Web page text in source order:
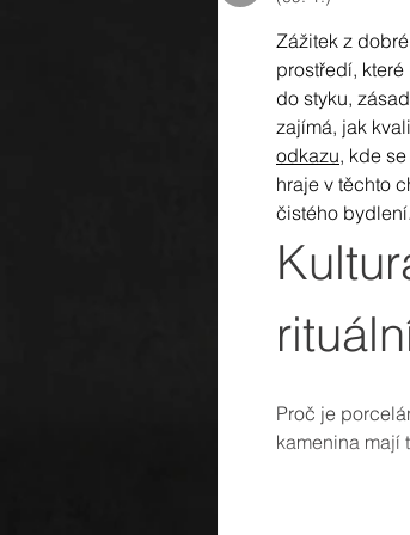
Zážitek z
prostředí,
do styku,
zajímá, jak
odkazu, kde
hraje v těchto
čistého bydlení.
Proč je
kamenina mají